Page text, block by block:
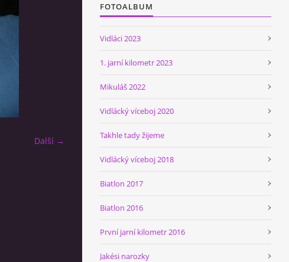
Další →
FOTOALBUM
Vidláci 2023
1. jarní kilometr 2023
Mikuláš 2022
Vidlácký víceboj 2020
Takhle tady žijeme
Vidlácký víceboj 2018
Biatlon 2017
Biatlon 2016
První jarní kilometr 2016
Jakési narozky